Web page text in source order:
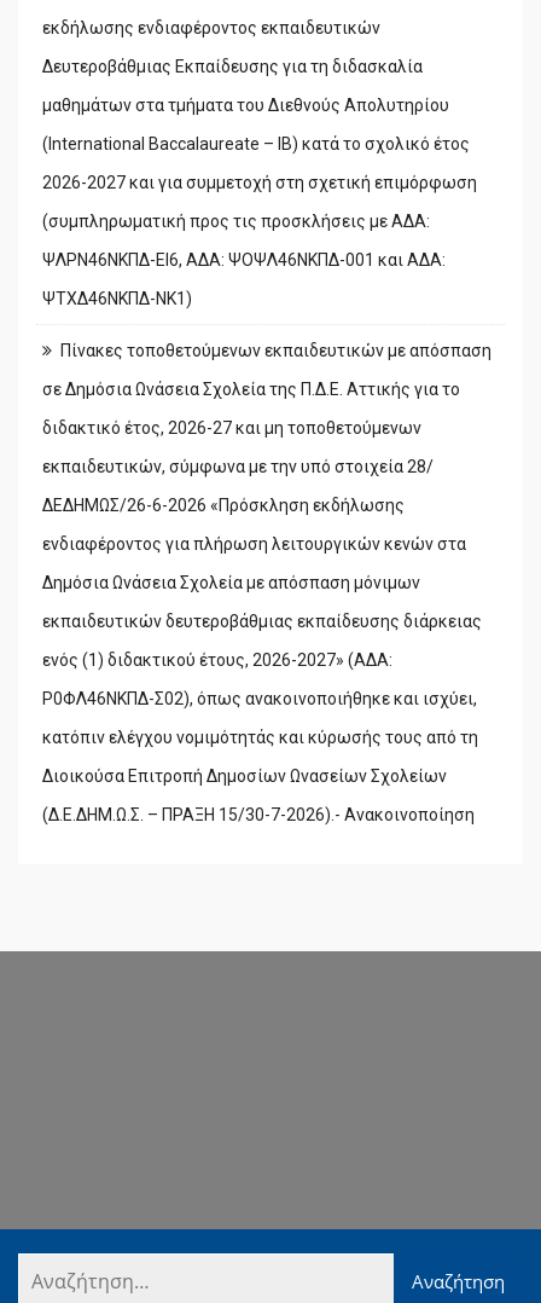
εκδήλωσης ενδιαφέροντος εκπαιδευτικών
Δευτεροβάθμιας Εκπαίδευσης για τη διδασκαλία
μαθημάτων στα τμήματα του Διεθνούς Απολυτηρίου
(International Baccalaureate – IB) κατά το σχολικό έτος
2026-2027 και για συμμετοχή στη σχετική επιμόρφωση
(συμπληρωματική προς τις προσκλήσεις με ΑΔΑ:
ΨΛΡΝ46ΝΚΠΔ-ΕΙ6, ΑΔΑ: ΨΟΨΛ46ΝΚΠΔ-001 και ΑΔΑ:
ΨΤΧΔ46ΝΚΠΔ-ΝΚ1)
Πίνακες τοποθετούμενων εκπαιδευτικών με απόσπαση
σε Δημόσια Ωνάσεια Σχολεία της Π.Δ.Ε. Αττικής για το
διδακτικό έτος, 2026-27 και μη τοποθετούμενων
εκπαιδευτικών, σύμφωνα με την υπό στοιχεία 28/
ΔΕΔΗΜΩΣ/26-6-2026 «Πρόσκληση εκδήλωσης
ενδιαφέροντος για πλήρωση λειτουργικών κενών στα
Δημόσια Ωνάσεια Σχολεία με απόσπαση μόνιμων
εκπαιδευτικών δευτεροβάθμιας εκπαίδευσης διάρκειας
ενός (1) διδακτικού έτους, 2026-2027» (ΑΔΑ:
Ρ0ΦΛ46ΝΚΠΔ-Σ02), όπως ανακοινοποιήθηκε και ισχύει,
κατόπιν ελέγχου νομιμότητάς και κύρωσής τους από τη
Διοικούσα Επιτροπή Δημοσίων Ωνασείων Σχολείων
(Δ.Ε.ΔΗΜ.Ω.Σ. – ΠΡΑΞΗ 15/30-7-2026).- Ανακοινοποίηση